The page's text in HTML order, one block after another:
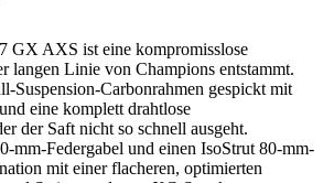
GX AXS ist eine kompromisslose
langen Linie von Champions entstammt.
Suspension-Carbonrahmen gespickt mit
eine komplett drahtlose
der Saft nicht so schnell ausgeht.
mm-Federgabel und einen IsoStrut 80-mm-
mit einer flacheren, optimierten